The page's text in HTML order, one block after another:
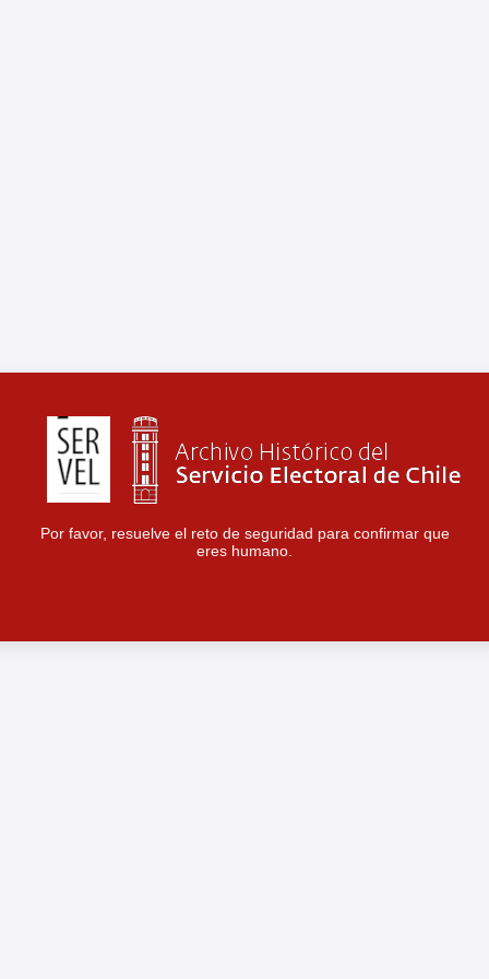
Por favor, resuelve el reto de seguridad para confirmar que
eres humano.